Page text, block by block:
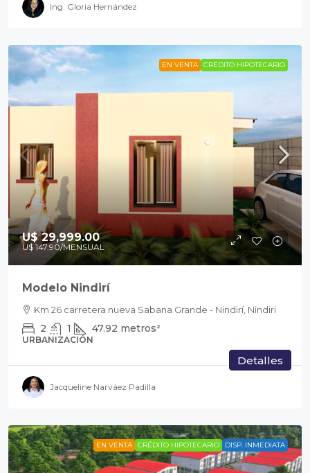
Ing. Gloria Hernández
EN VENTA CRÉDITO HIPOTECARIO
U$ 29,999.00
U$ 147.90/MENSUAL
Modelo Nindirí
Km 26 carretera nueva Sabana Grande - Nindirí, Nindiri
2 1 47.92 metros²
URBANIZACIÓN
Detalles
Jacqueline Narváez Padilla
EN VENTA CRÉDITO HIPOTECARIO DISP. INMEDIATA